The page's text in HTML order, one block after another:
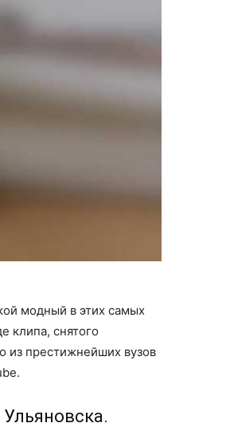
модный в этих самых
клипа, снятого
из престижнейших вузов